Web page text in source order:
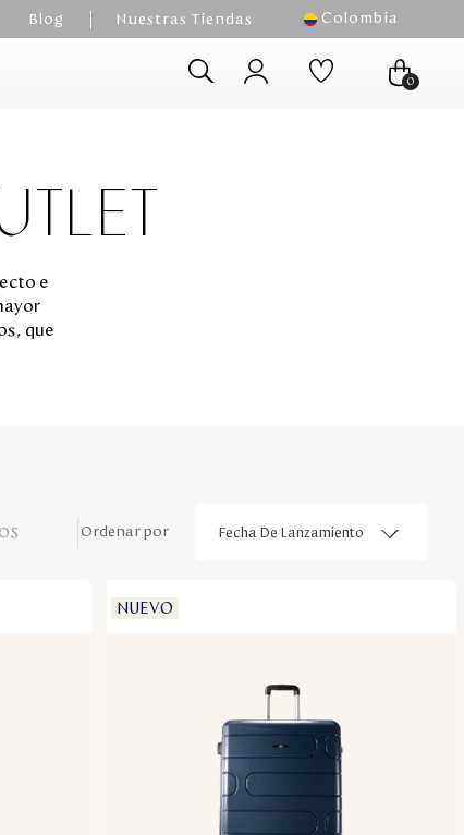
Blog Nuestras Tiendas Colombia
0
e
que
Fecha De Lanzamiento
NUEVO